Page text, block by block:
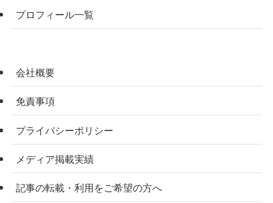
プロフィール一覧
会社概要
免責事項
プライバシーポリシー
メディア掲載実績
記事の転載・利用をご希望の方へ